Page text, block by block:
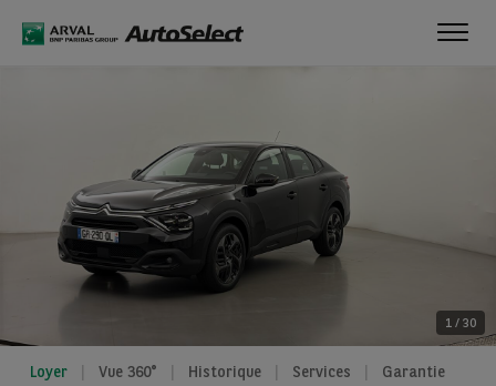
1 / 30
Loyer Vue 360° Historique Services Garantie